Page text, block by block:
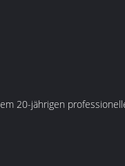
20-jährigen